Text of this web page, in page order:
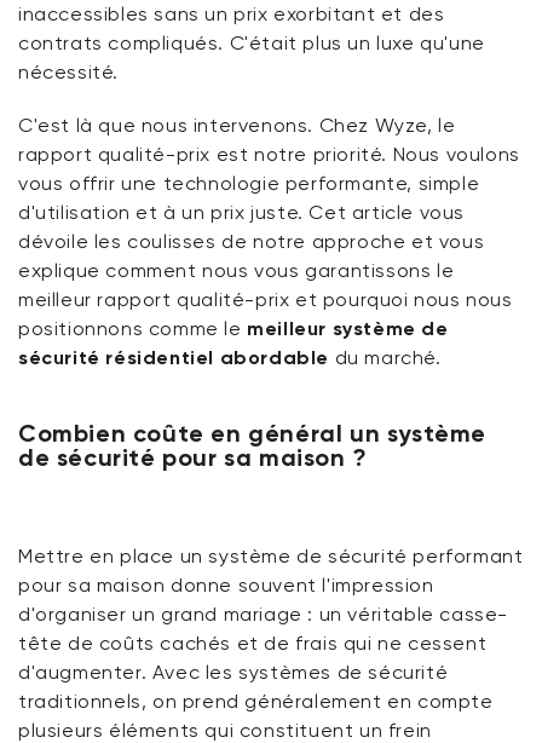
inaccessibles sans un prix exorbitant et des
contrats compliqués. C'était plus un luxe qu'une
nécessité.
C'est là que nous intervenons. Chez Wyze, le
rapport qualité-prix est notre priorité. Nous voulons
vous offrirune technologie performante, simple
d'utilisation et à un prix juste. Cet article vous
dévoile les coulisses de notre approche et vous
explique comment nous vous garantissons le
meilleur rapport qualité-prix et pourquoi nous nous
positionnons comme le meilleur système de
sécurité résidentiel abordable du marché.
Combien coûte en général un système
de sécurité pour sa maison ?
Mettre en place un système de sécurité performant
pour sa maison donne souvent l'impression
d'organiser un grand mariage : un véritable casse-
tête de coûts cachés et de frais qui ne cessent
d'augmenter. Avec les systèmes de sécurité
traditionnels, on prend généralement en compte
plusieurs éléments qui constituent un frein
More options Accord
Prix ​​régulierMore options